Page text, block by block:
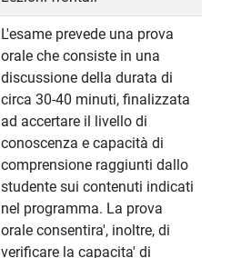
L'esame prevede una prova
orale che consiste in una
discussione della durata di
circa 30-40 minuti, finalizzata
ad accertare il livello di
conoscenza e capacità di
comprensione raggiunti dallo
studente sui contenuti indicati
nel programma. La prova
orale consentira', inoltre, di
verificare la capacita' di